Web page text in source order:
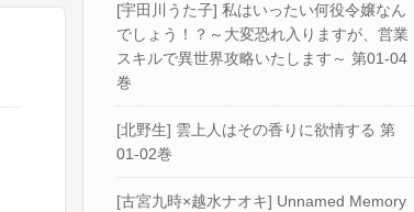
[宇田川うた子] 私はいったい何役令嬢なん
でしょう！？～大変恐れ入りますが、営業
スキルで異世界攻略いたします～ 第01-04
巻
[北野生] 雲上人はその香りに欲情する 第
01-02巻
[古宮九時×越水ナオキ] Unnamed Memory